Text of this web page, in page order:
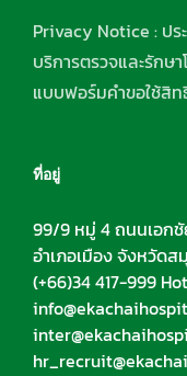
Privacy Notice : ปร
บริการตรวจและรักษา
แบบฟอร์มคำขอใช้สิ
ที่อยู่
99/9 หมู่ 4 ถนนเอก
อำเภอเมือง จังหวัด
(+66)34 417-999